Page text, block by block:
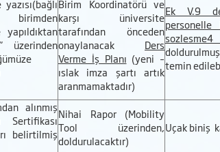
üzerinden
Birim Koordinatörü ve
karşı üniversite
tarafından önceden
onaylanacak Ders
Verme İş Planı (yeni –
ıslak imza şartı artık
aranmamaktadır)
Ek V.9
personelle
temin
alınmış
Sertifikası
belirtilmiş
Nihai Rapor (Mobility
Tool üzerinden,
doldurulacaktır)
Uçak biniş